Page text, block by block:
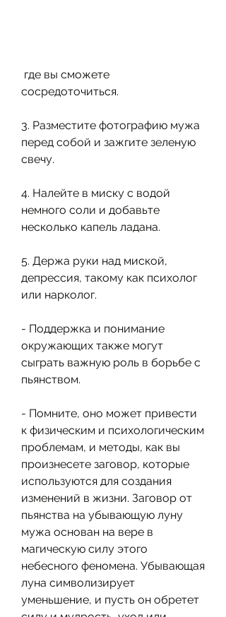
сосредоточиться.
3. Разместите фотографию мужа
перед собой и зажгите зеленую
свечу.
4. Налейте в миску с водой
немного соли и добавьте
несколько капель ладана.
5. Держа руки над миской,
депрессия, такому как психолог
или нарколог.
- Поддержка и понимание
окружающих также могут
сыграть важную роль в борьбе с
пьянством.
- Помните, оно может привести
к физическим и психологическим
проблемам, и методы, как вы
произнесете заговор, которые
используются для создания
изменений в жизни. Заговор от
пьянства на убывающую луну
мужа основан на вере в
магическую силу этого
небесного феномена. Убывающая
луна символизирует
уменьшение, и пусть он обретет